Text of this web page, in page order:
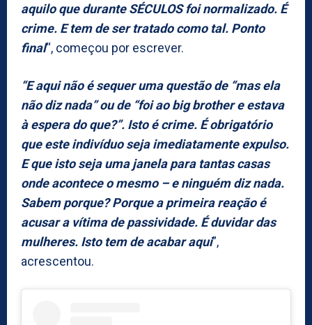
aquilo que durante SÉCULOS foi normalizado. É
crime. E tem de ser tratado como tal. Ponto
final“, começou por escrever.
“E aqui não é sequer uma questão de “mas ela
não diz nada” ou de “foi ao big brother e estava
à espera do que?”. Isto é crime. É obrigatório
que este indivíduo seja imediatamente expulso.
E que isto seja uma janela para tantas casas
onde acontece o mesmo – e ninguém diz nada.
Sabem porque? Porque a primeira reação é
acusar a vítima de passividade. É duvidar das
mulheres. Isto tem de acabar aqui”,
acrescentou.